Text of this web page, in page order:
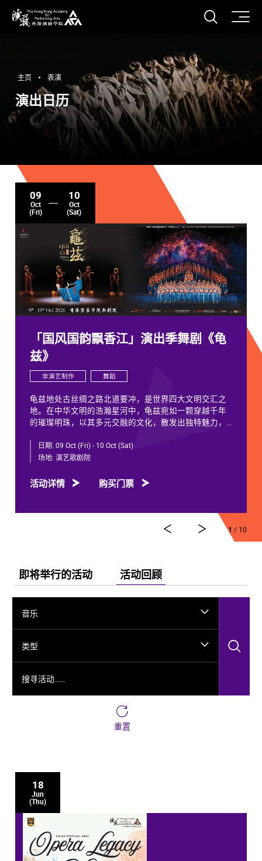
打开
主页 表演
演出日历
09
Oct
(Fri)
10
Oct
(Sat)
「国风国韵飘香江」演出季舞剧《龟
兹》
非演艺制作 舞蹈
龟兹地处古丝绸之路北道要冲，是世界四大文明交汇之
地。在中华文明的浩瀚星河中，龟兹宛如一颗穿越千年
的璀璨明珠，以其多元交融的文化，散发出独特魅力，
龟兹文化流淌着古往今来各族人民的印迹和血脉，从石
我、我中有你”，成为新疆历史文化的鲜活注脚，更是中
艺术的交融流变搬上舞台。
运，服装设计阳东霖，视觉总监王涵，编导李宏钧、魏
威、古力加娜提·沙塔尔、付阳雪，多媒体设计胡天骥，
灯光设计刘钊，造型设计徐彬，道具设计雷鹏等诸多国
内艺术家。舞剧以新疆艺术剧院歌舞团和新疆师范大学
的青年舞者为班底，携手国内优秀青年舞蹈艺术家共同
出演。
日期: 09 Oct (Fri) - 10 Oct (Sat)
场地: 演艺歌剧院
活动详情 购买门票
1 / 10
即将举行的活动 活动回顾
音乐
类型
重置
18
Jun
(Thu)